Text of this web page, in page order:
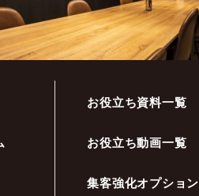
お役立ち資料一覧
お役立ち動画一覧
集客強化オプション